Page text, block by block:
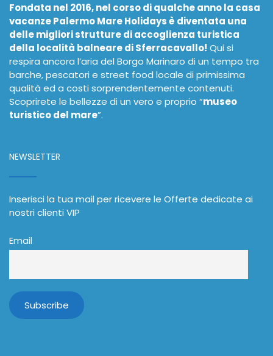
Fondata nel 2016, nel corso di qualche anno la casa
vacanze Palermo Mare Holidays è diventata una
delle migliori strutture di accoglienza turistica
della località balneare di Sferracavallo! Qui si
respira ancora l’aria del Borgo Marinaro di un tempo tra
barche, pescatori e street food locale di primissima
qualità ed a costi sorprendentemente contenuti.
Scoprirete le bellezze di un vero e proprio “museo
turistico del mare”.
NEWSLETTER
Inserisci la tua mail per ricevere le Offerte dedicate ai
nostri clienti VIP
Email